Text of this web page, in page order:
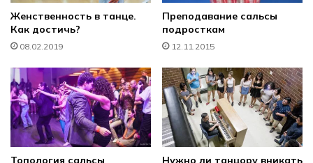
Женственность в танце.
Как достичь?
08.02.2019
Преподавание сальсы
подросткам
12.11.2015
Топология сальсы Нужно ли танцору вникать